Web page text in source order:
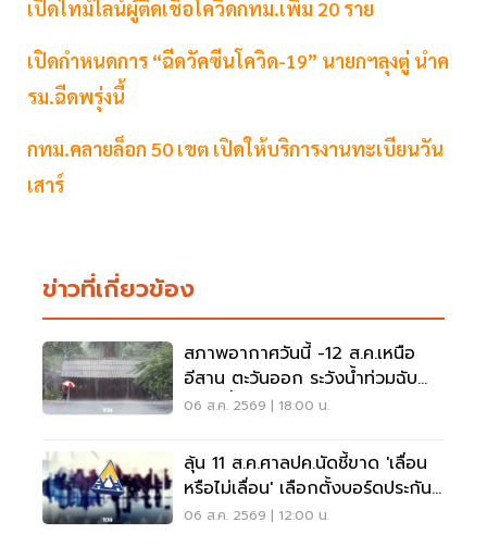
เปิดไทม์ไลน์ผู้ติดเชื้อโควิดกทม.เพิ่ม 20 ราย
เปิดกำหนดการ “ฉีดวัคซีนโควิด-19” นายกฯลุงตู่ นำค
รม.ฉีดพรุ่งนี้
กทม.คลายล็อก 50 เขต เปิดให้บริการงานทะเบียนวัน
เสาร์
ข่าวที่เกี่ยวข้อง
สภาพอากาศวันนี้ -12 ส.ค.เหนือ
อีสาน ตะวันออก ระวังน้ำท่วมฉับ
พลัน น้ำป่าไหลหลาก
06 ส.ค. 2569 | 18:00 น.
ลุ้น 11 ส.ค.ศาลปค.นัดชี้ขาด 'เลื่อน
หรือไม่เลื่อน' เลือกตั้งบอร์ดประกัน
สังคม
06 ส.ค. 2569 | 12:00 น.